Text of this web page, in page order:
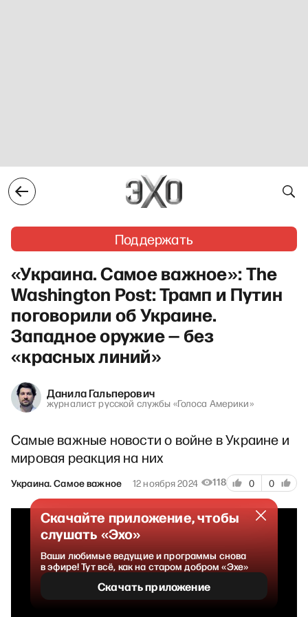
Поддержать
«Украина. Самое важное»: The
Washington Post: Трамп и Путин
поговорили об Украине.
Западное оружие — без
«красных линий»
Данила Гальперович
журналист русской службы «Голоса Америки»
Самые важные новости о войне в Украине и
мировая реакция на них
Украина. Самое важное 12 ноября 2024 118 0 0
Скачайте приложение, чтобы
слушать «Эхо»
Ваши любимые ведущие и программы снова
в эфире! Тут всё, как на старом добром «Эхе»
Скачать приложение